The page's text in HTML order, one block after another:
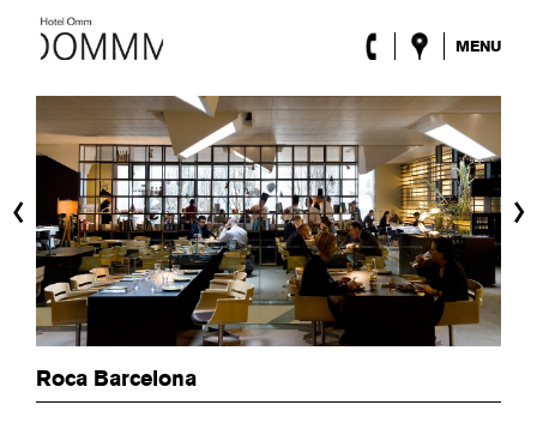
MENU
Das Hotel
Zimmer
Roca Barcelona
Terrasse
Lobby & Klub
Events
Sonderangebote
Blog
Standort
ENG / ESP / DEU / FRA / CAT
‹ ›
Roca Barcelona